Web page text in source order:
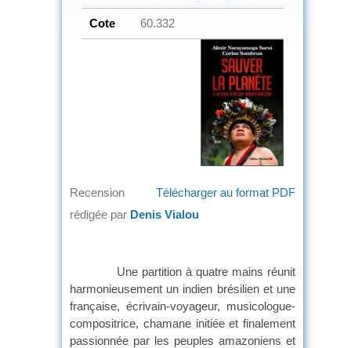
Cote 60.332
Télécharger au format PDF
Recension
rédigée par Denis Vialou
Une partition à quatre mains réunit
harmonieusement un indien brésilien et une
française, écrivain-voyageur, musicologue-
compositrice, chamane initiée et finalement
passionnée par les peuples amazoniens et